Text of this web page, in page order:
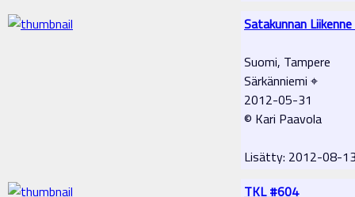
Satakunnan
Suomi, Tampere
Särkänniemi ⌖
2012-05-31
© Kari Paavola
Lisätty: 2012-08-
TKL #604